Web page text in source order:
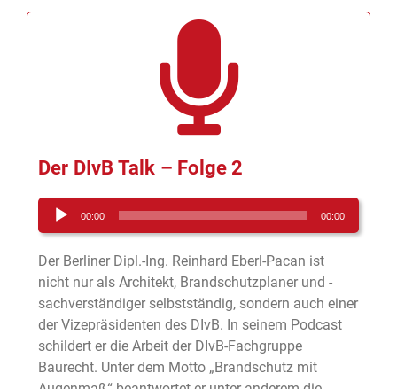
Der DIvB Talk – Folge 2
Audio-
Player
Der Berliner Dipl.-Ing. Reinhard Eberl-Pacan ist
nicht nur als Architekt, Brandschutzplaner und -
sachverständiger selbstständig, sondern auch einer
der Vizepräsidenten des DIvB. In seinem Podcast
schildert er die Arbeit der DIvB-Fachgruppe